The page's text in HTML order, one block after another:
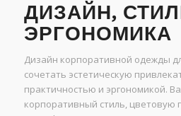
ДИЗАЙН,
ЭРГОНОМИКА
Дизайн корпоративной одежды
сочетать эстетическую
практичностью и эргономикой.
корпоративный стиль, цветовую